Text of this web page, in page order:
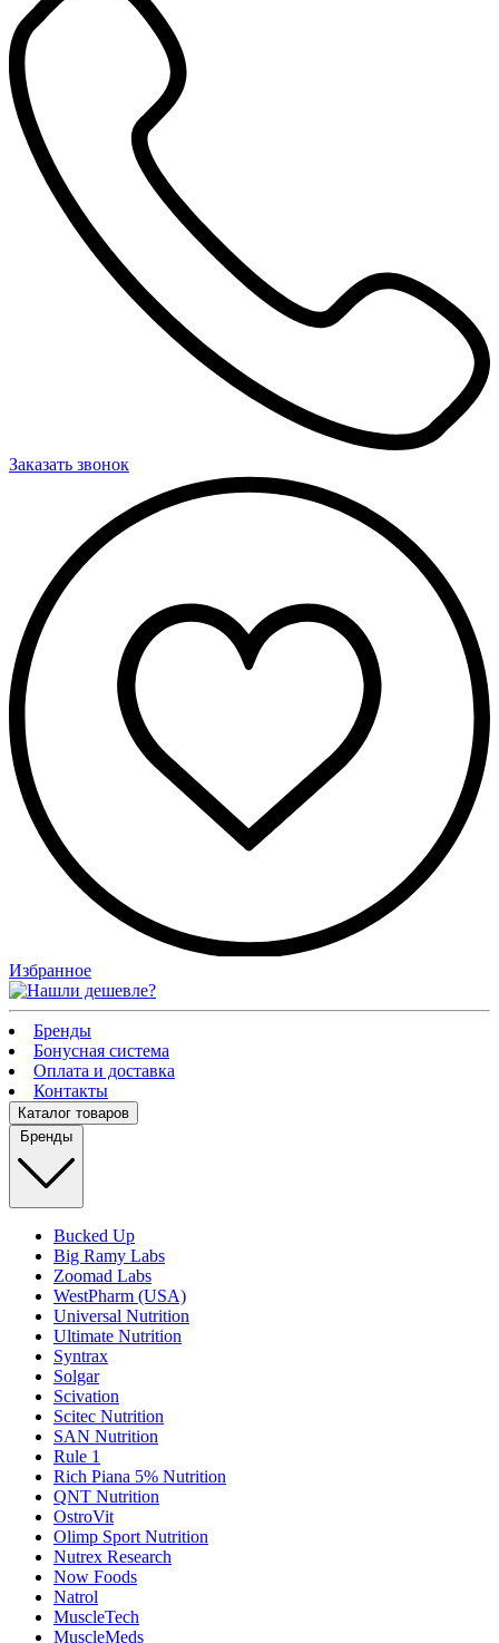
Заказать звонок
Избранное
Бренды
Бонусная система
Оплата и доставка
Контакты
Каталог товаров
Бренды
Bucked Up
Big Ramy Labs
Zoomad Labs
WestPharm (USA)
Universal Nutrition
Ultimate Nutrition
Syntrax
Solgar
Scivation
Scitec Nutrition
SAN Nutrition
Rule 1
Rich Piana 5% Nutrition
QNT Nutrition
OstroVit
Olimp Sport Nutrition
Nutrex Research
Now Foods
Natrol
MuscleTech
MuscleMeds